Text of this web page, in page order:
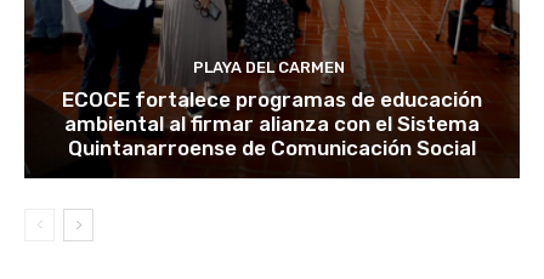
PLAYA DEL CARMEN
ECOCE fortalece programas de educación
ambiental al firmar alianza con el Sistema
Quintanarroense de Comunicación Social